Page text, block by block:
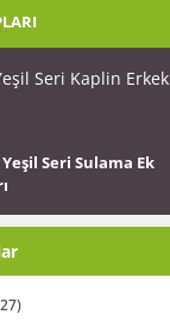
Seri Kaplin Erkek
Seri Sulama Ek